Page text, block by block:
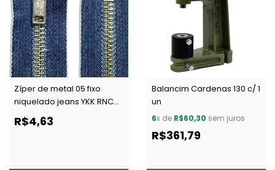
Zíper de metal 05 fixo
niquelado jeans YKK RNC
52 CJI14 c/ 1 un
R$4,63
Balancim Cardenas 130 c/ 1
un
6x de R$60,30 sem juros
R$361,79